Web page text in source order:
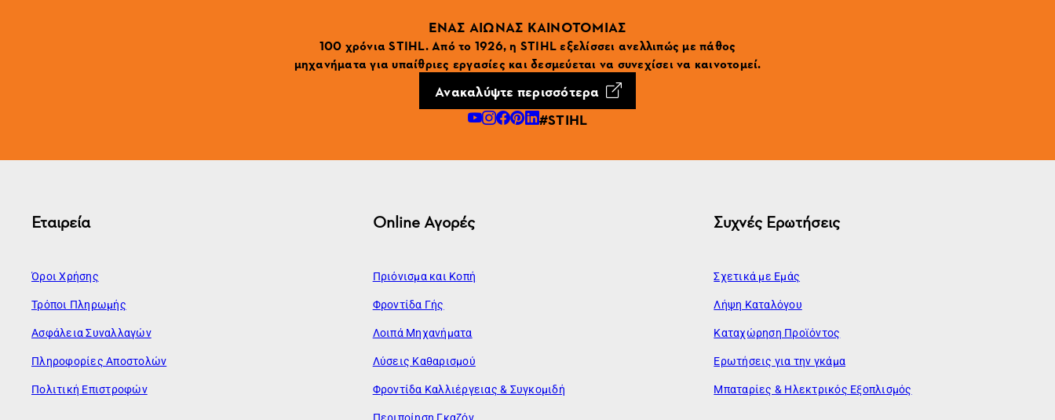
ΕΝΑΣ ΑΙΩΝΑΣ ΚΑΙΝΟΤΟΜΙΑΣ
100 χρόνια STIHL. Από το 1926, η STIHL εξελίσσει ανελλιπώς με πάθος
μηχανήματα για υπαίθριες εργασίες και δεσμεύεται να συνεχίσει να καινοτομεί.
Ανακαλύψτε περισσότερα
#STIHL
Εταιρεία
Όροι Χρήσης
Τρόποι Πληρωμής
Ασφάλεια Συναλλαγών
Πληροφορίες Αποστολών
Πολιτική Επιστροφών
Online Αγορές
Πριόνισμα και Κοπή
Φροντίδα Γής
Λοιπά Μηχανήματα
Λύσεις Καθαρισμού
Φροντίδα Καλλιέργειας & Συγκομιδή
Περιποίηση Γκαζόν
Συχνές Ερωτήσεις
Σχετικά με Εμάς
Λήψη Καταλόγου
Καταχώρηση Προϊόντος
Ερωτήσεις για την γκάμα
Μπαταρίες & Ηλεκτρικός Εξοπλισμός